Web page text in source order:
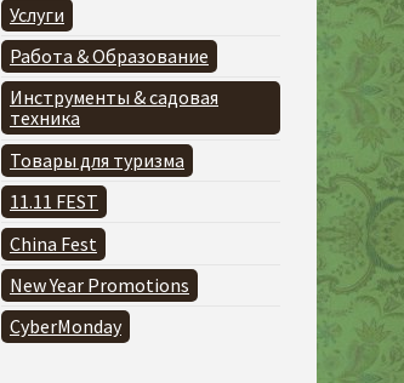
Услуги
Работа & Образование
Инструменты & садовая
техника
Товары для туризма
11.11 FEST
China Fest
New Year Promotions
CyberMonday